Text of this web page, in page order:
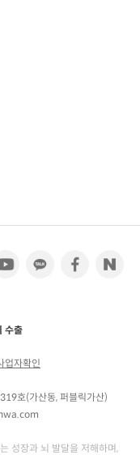
수출
업자확인
호(가산동, 퍼블릭가산)
성장과 뇌 발달을 저해하며,